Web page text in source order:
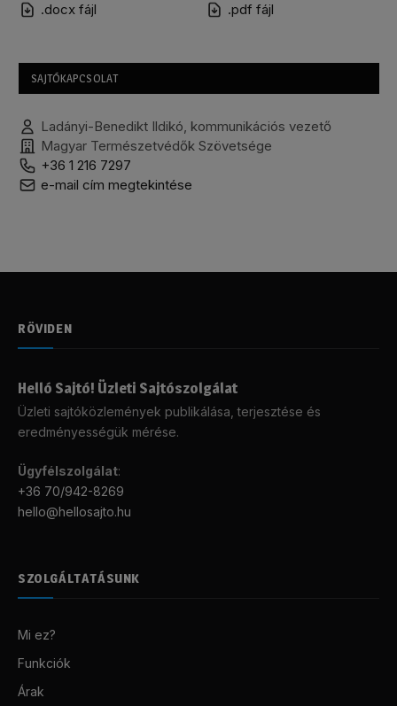
.docx fájl .pdf fájl
SAJTÓKAPCSOLAT
Ladányi-Benedikt Ildikó, kommunikációs vezető
Magyar Természetvédők Szövetsége
+36 1 216 7297
e-mail cím megtekintése
RÖVIDEN
Helló Sajtó! Üzleti Sajtószolgálat
Üzleti sajtóközlemények publikálása, terjesztése és
eredményességük mérése.
Ügyfélszolgálat:
+36 70/942-8269
hello@hellosajto.hu
SZOLGÁLTATÁSUNK
Mi ez?
Funkciók
Árak